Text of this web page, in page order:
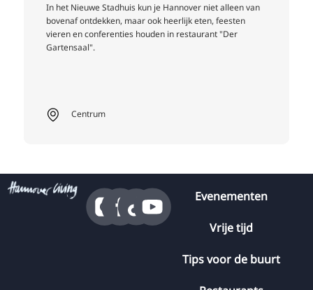
In het Nieuwe Stadhuis kun je Hannover niet alleen van
bovenaf ontdekken, maar ook heerlijk eten, feesten
vieren en conferenties houden in restaurant "Der
Gartensaal".
Centrum
Evenementen
Vrije tijd
Tips voor de buurt